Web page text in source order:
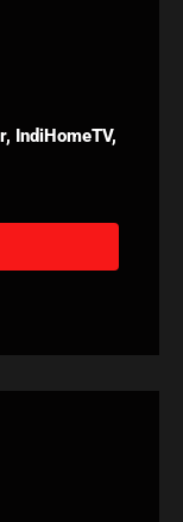
IndiHomeTV,